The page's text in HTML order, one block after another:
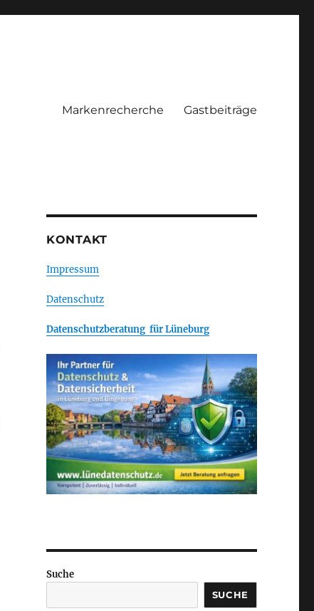
Markenrecherche Gastbeiträge
KONTAKT
Impressum
Datenschutz
Datenschutzberatung für Lüneburg
Suche
SUCHE